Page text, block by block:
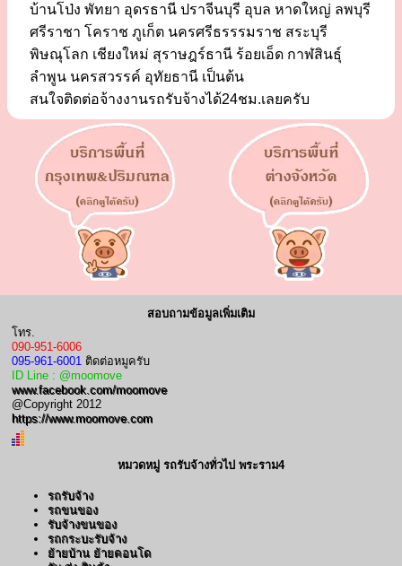
บ้านโป่ง พัทยา อุดรธานี ปราจีนบุรี อุบล หาดใหญ่ ลพบุรี
ศรีราชา โคราช ภูเก็ต นครศรีธรรรมราช สระบุรี
พิษณุโลก เชียงใหม่ สุราษฎร์ธานี ร้อยเอ็ด กาฬสินธุ์
ลำพูน นครสวรรค์ อุทัยธานี เป็นต้น
สนใจติดต่อจ้างงานรถรับจ้างได้24ชม.เลยครับ
สอบถามข้อมูลเพิ่มเติม
โทร.
090-951-6006
095-961-6001 ติดต่อหมูครับ
ID Line : @moomove
www.facebook.com/moomove
@Copyright 2012
https://www.moomove.com
หมวดหมู่ รถรับจ้างทั่วไป พระราม4
รถรับจ้าง
รถขนของ
รับจ้างขนของ
รถกระบะรับจ้าง
ย้ายบ้าน ย้ายคอนโด